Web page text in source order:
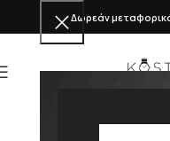
Δωρεάν